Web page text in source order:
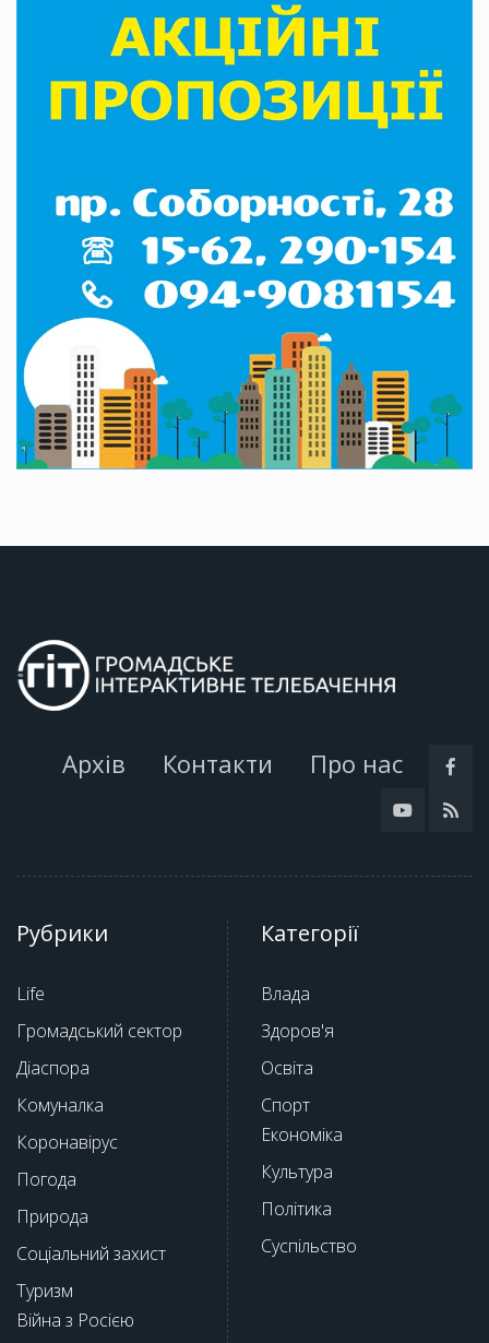
Архів Контакти Про нас
Рубрики
Life
Громадський сектор
Діаспора
Комуналка
Коронавірус
Погода
Природа
Соціальний захист
Туризм
Війна з Росією
Категорії
Влада
Здоров'я
Освіта
Спорт
Економіка
Культура
Політика
Суспільство